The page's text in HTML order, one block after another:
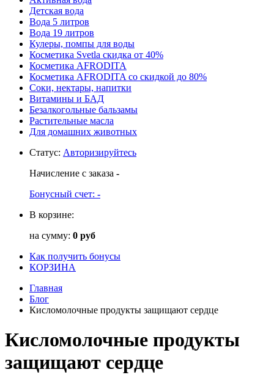
Детская вода
Вода 5 литров
Вода 19 литров
Кулеры, помпы для воды
Косметика Svetla скидка от 40%
Косметика AFRODITA
Косметика AFRODITA со скидкой до 80%
Соки, нектары, напитки
Витамины и БАД
Безалкогольные бальзамы
Растительные масла
Для домашних животных
Статус: Авторизируйтесь
Начисление с заказа -
Бонусный счет: -
В корзине:
на сумму: 0 руб
Как получить бонусы
КОРЗИНА
Главная
Блог
Кисломолочные продукты защищают сердце
Кисломолочные продукты
защищают сердце